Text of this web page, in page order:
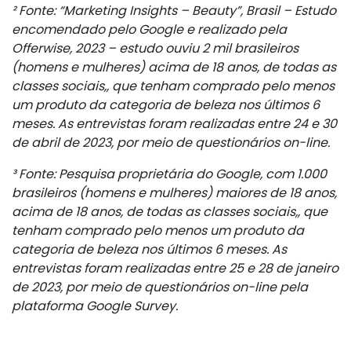
² Fonte: “Marketing Insights – Beauty”, Brasil – Estudo
encomendado pelo Google e realizado pela
Offerwise, 2023 – estudo ouviu 2 mil brasileiros
(homens e mulheres) acima de 18 anos, de todas as
classes sociais,, que tenham comprado pelo menos
um produto da categoria de beleza nos últimos 6
meses. As entrevistas foram realizadas entre 24 e 30
de abril de 2023, por meio de questionários on-line.
³ Fonte: Pesquisa proprietária do Google, com 1.000
brasileiros (homens e mulheres) maiores de 18 anos,
acima de 18 anos, de todas as classes sociais,, que
tenham comprado pelo menos um produto da
categoria de beleza nos últimos 6 meses. As
entrevistas foram realizadas entre 25 e 28 de janeiro
de 2023, por meio de questionários on-line pela
plataforma Google Survey.